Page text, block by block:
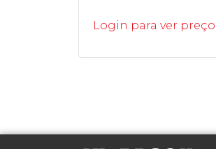
Login para ver preço